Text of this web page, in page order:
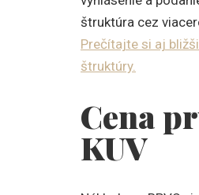
štruktúra cez
Prečítajte si aj
štruktúry.
Cena
KUV